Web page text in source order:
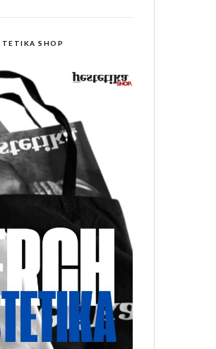
SHOP